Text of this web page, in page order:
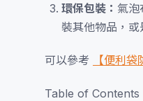
環保包裝： 氣泡
裝其他物品，或
可以參考 【便利
Table of Contents